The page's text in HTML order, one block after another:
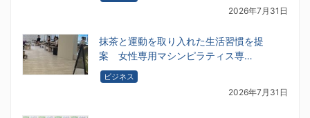
2026年7月31日
抹茶と運動を取り入れた生活習慣を提
案 女性専用マシンピラティス専…
ビジネス
2026年7月31日